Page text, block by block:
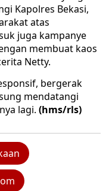
Kapolres Bekasi,
atas
juga kampanye
membuat kaos
Netty.
bergerak
mendatangi
lagi. (hms/rls)